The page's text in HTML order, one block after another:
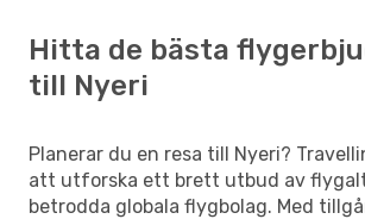
Hitta de bästa
till Nyeri
Planerar du en resa till Nyeri?
att utforska ett brett utbud av
betrodda globala flygbolag. Med